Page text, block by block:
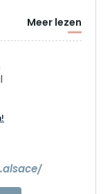
en heeft de labels
en "Vignobles
Meer lezen